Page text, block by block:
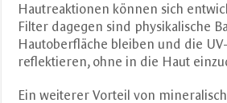
Hautreaktionen können sich
Filter dagegen sind physikalische
Hautoberfläche bleiben und die
reflektieren, ohne in die Haut
Ein weiterer Vorteil von